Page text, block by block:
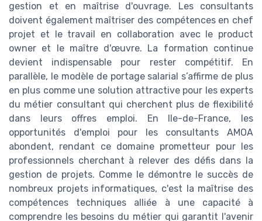
gestion et en maîtrise d'ouvrage. Les consultants
doivent également maîtriser des compétences en chef
projet et le travail en collaboration avec le product
owner et le maître d'œuvre. La formation continue
devient indispensable pour rester compétitif. En
parallèle, le modèle de portage salarial s’affirme de plus
en plus comme une solution attractive pour les experts
du métier consultant qui cherchent plus de flexibilité
dans leurs offres emploi. En Ile-de-France, les
opportunités d'emploi pour les consultants AMOA
abondent, rendant ce domaine prometteur pour les
professionnels cherchant à relever des défis dans la
gestion de projets. Comme le démontre le succès de
nombreux projets informatiques, c'est la maîtrise des
compétences techniques alliée à une capacité à
comprendre les besoins du métier qui garantit l'avenir